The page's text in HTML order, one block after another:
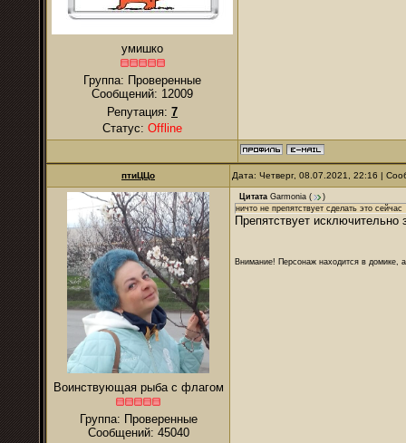
умишко
Группа: Проверенные
Сообщений: 12009
Репутация: 7
Статус: Offline
птиЦЦо Дата: Четверг, 08.07.2021, 22:16 |
Воинствующая рыба с флагом
Группа: Проверенные
Сообщений: 45040
Цитата Garmonia (
)
ничто не препятствует сделать это сейчас
Препятствует
Внимание! Персонаж находится в домике,